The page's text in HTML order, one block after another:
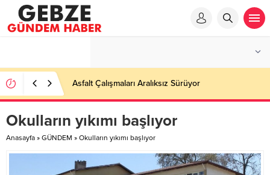
Asfalt Çalışmaları Aralıksız Sürüyor
Okulların yıkımı başlıyor
Anasayfa » GÜNDEM » Okulların yıkımı başlıyor